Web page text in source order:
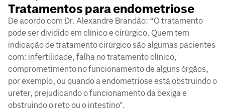
Tratamentos para endometriose
De acordo com Dr. Alexandre Brandão: “O tratamento
pode ser dividido em clínico e cirúrgico. Quem tem
indicação de tratamento cirúrgico são algumas pacientes
com: infertilidade, falha no tratamento clínico,
comprometimento no funcionamento de alguns órgãos,
por exemplo, ou quando a endometriose está obstruindo o
ureter, prejudicando o funcionamento da bexiga e
obstruindo o reto ou o intestino".